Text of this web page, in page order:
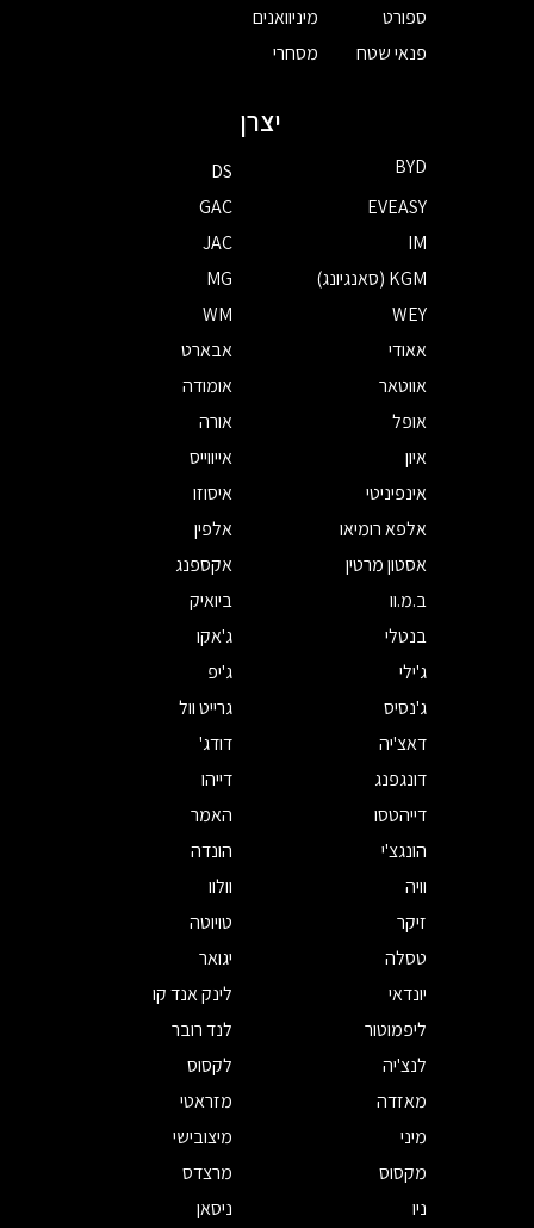
ספורט
פנאי שטח
מיניוואנים
מסחרי
יצרן
BYD
DS
EVEASY
GAC
IM
JAC
KGM (סאנגיונג)
MG
WEY
WM
אאודי
אבארט
אווטאר
אומודה
אופל
אורה
איון
אייווייס
אינפיניטי
איסוזו
אלפא רומיאו
אלפין
אסטון מרטין
אקספנג
ב.מ.וו
ביואיק
בנטלי
ג'אקו
ג'ילי
ג'יפ
ג'נסיס
גרייט וול
דאצ'יה
דודג'
דונגפנג
דייהו
דייהטסו
האמר
הונגצ'י
הונדה
וויה
וולוו
זיקר
טויוטה
טסלה
יגואר
יונדאי
לינק אנד קו
ליפמוטור
לנד רובר
לנצ'יה
לקסוס
מאזדה
מזראטי
מיני
מיצובישי
מקסוס
מרצדס
ניו
ניסאן